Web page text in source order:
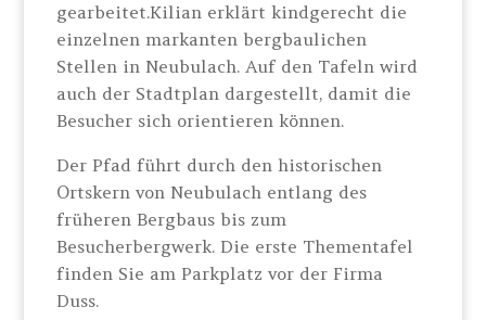
gearbeitet.Kilian erklärt kindgerecht die
einzelnen markanten bergbaulichen
Stellen in Neubulach. Auf den Tafeln wird
auch der Stadtplan dargestellt, damit die
Besucher sich orientieren können.
Der Pfad führt durch den historischen
Ortskern von Neubulach entlang des
früheren Bergbaus bis zum
Besucherbergwerk. Die erste Thementafel
finden Sie am Parkplatz vor der Firma
Duss.